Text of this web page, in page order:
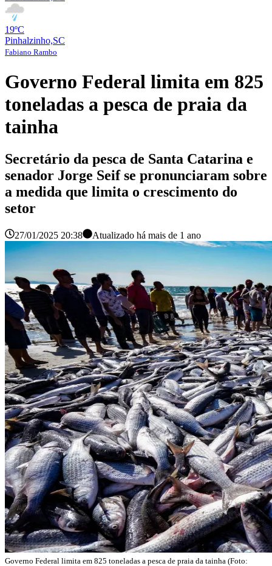
19ºC
Pinhalzinho,SC
Fabiano Rambo
Governo Federal limita em 825
toneladas a pesca de praia da
tainha
Secretário da pesca de Santa Catarina e
senador Jorge Seif se pronunciaram sobre
a medida que limita o crescimento do
setor
27/01/2025 20:38 Atualizado há mais de 1 ano
Governo Federal limita em 825 toneladas a pesca de praia da tainha (Foto: